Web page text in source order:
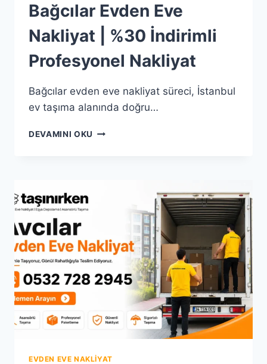
Bağcılar Evden Eve
Nakliyat | %30 İndirimli
Profesyonel Nakliyat
Bağcılar evden eve nakliyat süreci, İstanbul
ev taşıma alanında doğru…
DEVAMINI OKU BAĞCILAR
PROFESYONEL
EVDEN EVE NAKLIYAT